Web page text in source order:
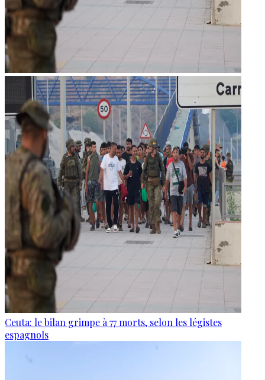
Ceuta: le bilan grimpe à 77 morts, selon les légistes
espagnols